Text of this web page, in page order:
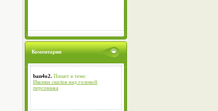
Коментарии
ban4o2. Пишет в теме:
Иконки скилов над головой
персонажа